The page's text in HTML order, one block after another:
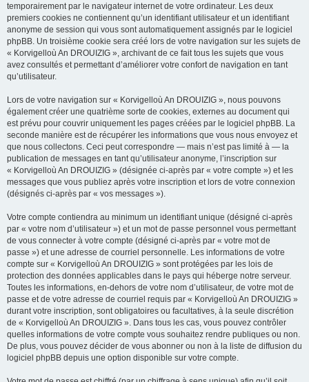
temporairement par le navigateur internet de votre ordinateur. Les deux
premiers cookies ne contiennent qu’un identifiant utilisateur et un identifiant
anonyme de session qui vous sont automatiquement assignés par le logiciel
phpBB. Un troisième cookie sera créé lors de votre navigation sur les sujets de
« Korvigelloù An DROUIZIG », archivant de ce fait tous les sujets que vous
avez consultés et permettant d’améliorer votre confort de navigation en tant
qu’utilisateur.
Lors de votre navigation sur « Korvigelloù An DROUIZIG », nous pouvons
également créer une quatrième sorte de cookies, externes au document qui
est prévu pour couvrir uniquement les pages créées par le logiciel phpBB. La
seconde manière est de récupérer les informations que vous nous envoyez et
que nous collectons. Ceci peut correspondre — mais n’est pas limité à — la
publication de messages en tant qu’utilisateur anonyme, l’inscription sur
« Korvigelloù An DROUIZIG » (désignée ci-après par « votre compte ») et les
messages que vous publiez après votre inscription et lors de votre connexion
(désignés ci-après par « vos messages »).
Votre compte contiendra au minimum un identifiant unique (désigné ci-après
par « votre nom d’utilisateur ») et un mot de passe personnel vous permettant
de vous connecter à votre compte (désigné ci-après par « votre mot de
passe ») et une adresse de courriel personnelle. Les informations de votre
compte sur « Korvigelloù An DROUIZIG » sont protégées par les lois de
protection des données applicables dans le pays qui héberge notre serveur.
Toutes les informations, en-dehors de votre nom d’utilisateur, de votre mot de
passe et de votre adresse de courriel requis par « Korvigelloù An DROUIZIG »
durant votre inscription, sont obligatoires ou facultatives, à la seule discrétion
de « Korvigelloù An DROUIZIG ». Dans tous les cas, vous pouvez contrôler
quelles informations de votre compte vous souhaitez rendre publiques ou non.
De plus, vous pouvez décider de vous abonner ou non à la liste de diffusion du
logiciel phpBB depuis une option disponible sur votre compte.